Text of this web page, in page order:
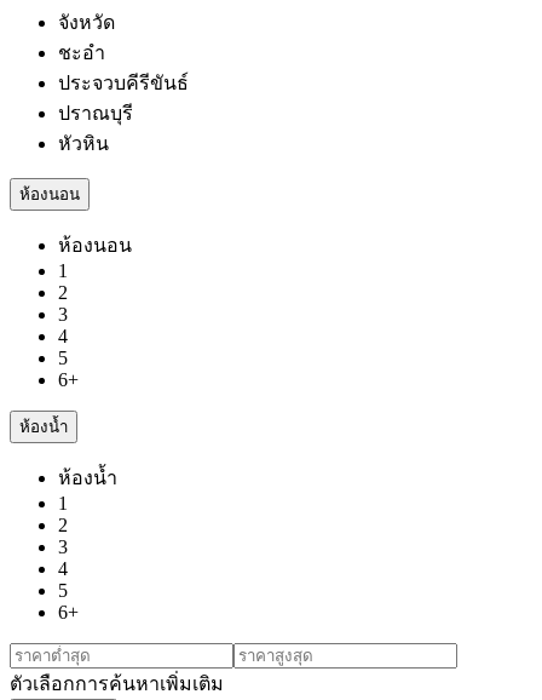
จังหวัด
ชะอำ
ประจวบคีรีขันธ์
ปราณบุรี
หัวหิน
ห้องนอน
ห้องนอน
1
2
3
4
5
6+
ห้องน้ำ
ห้องน้ำ
1
2
3
4
5
6+
ตัวเลือกการค้นหาเพิ่มเติม